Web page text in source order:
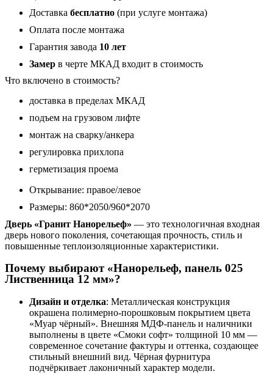
Доставка бесплатно (при услуге монтажа)
Оплата после монтажа
Гарантия завода 10 лет
Замер в черте МКАД входит в стоимость
Что включено в стоимость?
доставка в пределах МКАД
подъем на грузовом лифте
монтаж на сварку/анкера
регулировка прихлопа
герметизация проема
Открывание: правое/левое
Размеры: 860*2050/960*2070
Дверь «Гранит Нанорельеф» — это технологичная входная
дверь нового поколения, сочетающая прочность, стиль и
повышенные теплоизоляционные характеристики.
Почему выбирают «Нанорельеф, панель 025
Лиственница 12 мм»?
Дизайн и отделка: Металлическая конструкция
окрашена полимерно-порошковым покрытием цвета
«Муар чёрный». Внешняя МДФ-панель и наличники
выполнены в цвете «Смоки софт» толщиной 10 мм —
современное сочетание фактуры и оттенка, создающее
стильный внешний вид. Чёрная фурнитура
подчёркивает лаконичный характер модели.